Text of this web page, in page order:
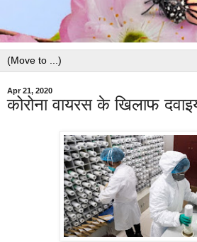
Apr 21, 2020
कोरोना वायरस के खिलाफ